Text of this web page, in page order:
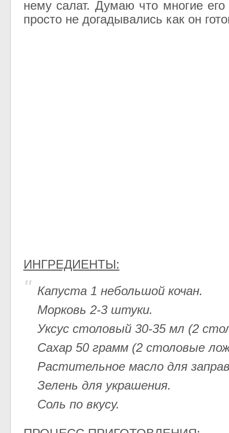
нему салат. Думаю что многие
просто не догадывались как он
ИНГРЕДИЕНТЫ:
Капуста 1 небольшой кочан.
Морковь 2-3 штуки.
Уксус столовый 30-35 мл (2
Сахар 50 грамм (2 столовые
Растительное масло для
Зелень для украшения.
Соль по вкусу.